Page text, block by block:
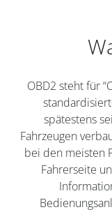
OBD2 steht für
spätestens
Fahrzeugen
bei den meisten
Fahrerseite